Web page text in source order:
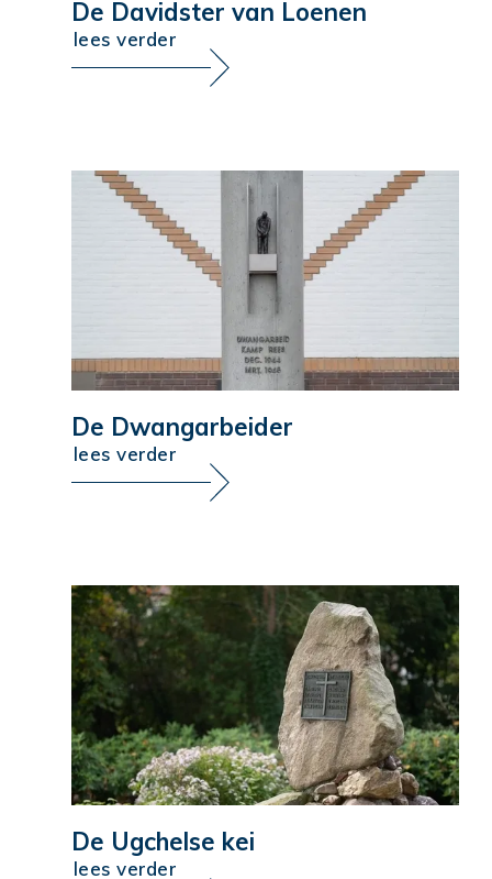
De Davidster van Loenen
lees verder
De Dwangarbeider
lees verder
De Ugchelse kei
lees verder